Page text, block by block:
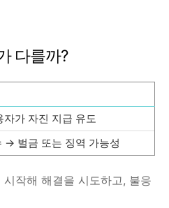
다를까?
가 자진 지급 유도
→ 벌금 또는 징역 가능성
시작해 해결을 시도하고, 불응